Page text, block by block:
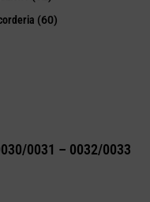
(60)
0031 – 0032/0033